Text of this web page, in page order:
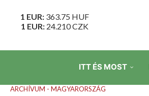
1 EUR: 363.75 HUF
1 EUR: 24.210CZK
ITT ÉS MOST
ARCHÍVUM - MAGYARORSZÁG